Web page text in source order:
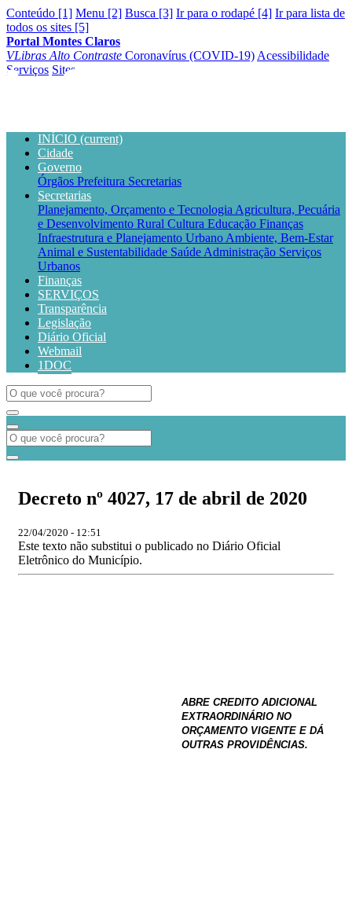
Conteúdo [1] Menu [2] Busca [3] Ir para o rodapé [4] Ir para lista de
todos os sites [5]
Portal Montes Claros
VLibras Alto Contraste Coronavírus (COVID-19) Acessibilidade
Serviços Sites
INÍCIO (current)
Cidade
Governo
Órgãos Prefeitura Secretarias
Secretarias
Planejamento, Orçamento e Tecnologia Agricultura, Pecuária
e Desenvolvimento Rural Cultura Educação Finanças
Infraestrutura e Planejamento Urbano Ambiente, Bem-Estar
Animal e Sustentabilidade Saúde Administração Serviços
Urbanos
Finanças
SERVIÇOS
Transparência
Legislação
Diário Oficial
Webmail
1DOC
​​​​​​​Decreto nº 4027, 17 de abril de 2020
22/04/2020 - 12:51
Este texto não substitui o publicado no Diário Oficial
Eletrônico do Município.
ABRE CREDITO ADICIONAL
EXTRAORDINÁRIO NO
ORÇAMENTO VIGENTE E DÁ
OUTRAS PROVIDÊNCIAS.